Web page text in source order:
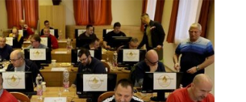
PÁLINKAMANUFAKTÚRA
MINTÁT KÓSTOLTAK A
GAZDASÁGI ÉRTÉK
NINCS ALKOTÁS ÉS
LEGJAVÁT ZÁRJÁK BE AZ